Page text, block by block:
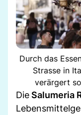
Durch das
Strasse in
verärgert
DieSalumeria